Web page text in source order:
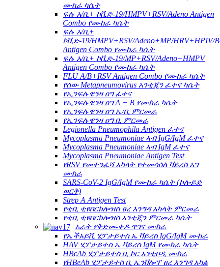
ሙከራ ካሴት
ፍሉ አ/ቢ+ ኮቪድ-19/HMPV+RSV/Adeno Antigen
Combo የሙከራ ካሴት
ፍሉ አ/ቢ+
ኮቪድ-19/HMPV+RSV/Adeno+MP/HRV+HPIV/
Antigen Combo የሙከራ ካሴት
ፍሉ አ/ቢ+ ኮቪድ-19/MP+RSV/Adeno+HMPV
Antigen Combo የሙከራ ካሴት
FLU A/B+RSV Antigen Combo የሙከራ ካሴት
የሰው Metapneumovirus አንቲጂን ፈተና ካሴት
የኢንፍሉዌንዛ ዐግ ፈተና
የኢንፍሉዌንዛ ዐግ A + B የሙከራ ካሴት
የኢንፍሉዌንዛ ዐግ ኤ/ቢ ምርመራ
የኢንፍሉዌንዛ ዐግ ቢ ምርመራ
Legionella Pneumophila Antigen ፈተና
Mycoplasma Pneumoniae ኣብ IgG/IgM ፈተና
Mycoplasma Pneumoniae ኣብ IgM ፈተና
Mycoplasma Pneumoniae Antigen Test
የRSV የመተንፈሻ አካላት የተመሳሰለ ቫይረስ አግ
ሙከራ
SARS-CoV-2 IgG/IgM የሙከራ ካሴት (ኮሎይድ
ወርቅ)
Strep A Antigen Test
የቲቢ ቲዩበርክሎዝስ ፀረ እንግዳ አካላት ምርመራ
የቲቢ ቲዩበርክሎዝስ አንቲጂን ምርመራ ካሴት
አራት የቅድመ-ቀዶ ጥገና ሙከራ
የኤችአይቪ ሄፓታይተስ ኤ ቫይረስ IgG/IgM ሙከራ
HAV ሄፓታይተስ ኤ ቫይረስ IgM የሙከራ ካሴት
HBcAb ሄፓታይተስ ቢ ኮር አንቲቦዲ ሙከራ
የHBeAb ሄፓታይተስ ቢ ኤንቨሎፕ ፀረ እንግዳ አካል